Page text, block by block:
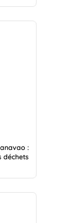
:
déchets